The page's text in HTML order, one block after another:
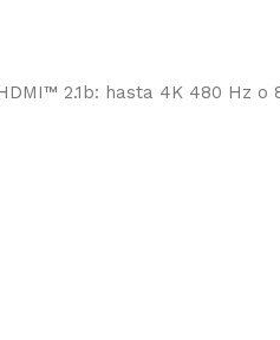
2.1b: hasta 4K 480 Hz o